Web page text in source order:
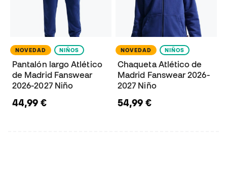
NOVEDAD NIÑOS
Pantalón largo Atlético
de Madrid Fanswear
2026-2027 Niño
44,99 €
NOVEDAD NIÑOS
Chaqueta Atlético de
Madrid Fanswear 2026-
2027 Niño
54,99 €